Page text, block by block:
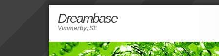
Dreambase
Vimmerby, SE